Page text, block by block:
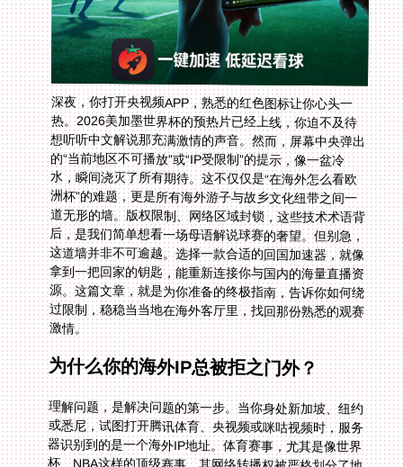
深夜，你打开央视频APP，熟悉的红色图标让你心头一
热。2026美加墨世界杯的预热片已经上线，你迫不及待
想听听中文解说那充满激情的声音。然而，屏幕中央弹出
的“当前地区不可播放”或“IP受限制”的提示，像一盆冷
水，瞬间浇灭了所有期待。这不仅仅是“在海外怎么看欧
洲杯”的难题，更是所有海外游子与故乡文化纽带之间一
道无形的墙。版权限制、网络区域封锁，这些技术术语背
后，是我们简单想看一场母语解说球赛的奢望。但别急，
这道墙并非不可逾越。选择一款合适的回国加速器，就像
拿到一把回家的钥匙，能重新连接你与国内的海量直播资
源。这篇文章，就是为你准备的终极指南，告诉你如何绕
过限制，稳稳当当地在海外客厅里，找回那份熟悉的观赛
激情。
为什么你的海外IP总被拒之门外？
理解问题，是解决问题的第一步。当你身处新加坡、纽约
或悉尼，试图打开腾讯体育、央视频或咪咕视频时，服务
器识别到的是一个海外IP地址。体育赛事，尤其是像世界
杯、NBA这样的顶级赛事，其网络转播权被严格划分了地
域范围。国内平台购买的版权，通常只允许中国大陆境内
的用户访问。你的海外IP，在平台看来就是一个“不速之
客”，被拦截是必然结果。这也就是为什么，你会反复遇